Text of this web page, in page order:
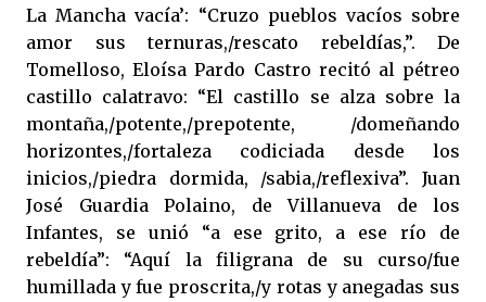
La Mancha vacía’: “Cruzo pueblos vacíos sobre
amor sus ternuras,/rescato rebeldías,”. De
Tomelloso, Eloísa Pardo Castro recitó al pétreo
castillo calatravo: “El castillo se alza sobre la
montaña,/potente,/prepotente, /domeñando
horizontes,/fortaleza codiciada desde los
inicios,/piedra dormida, /sabia,/reflexiva”. Juan
José Guardia Polaino, de Villanueva de los
Infantes, se unió “a ese grito, a ese río de
rebeldía”: “Aquí la filigrana de su curso/fue
humillada y fue proscrita,/y rotas y anegadas sus